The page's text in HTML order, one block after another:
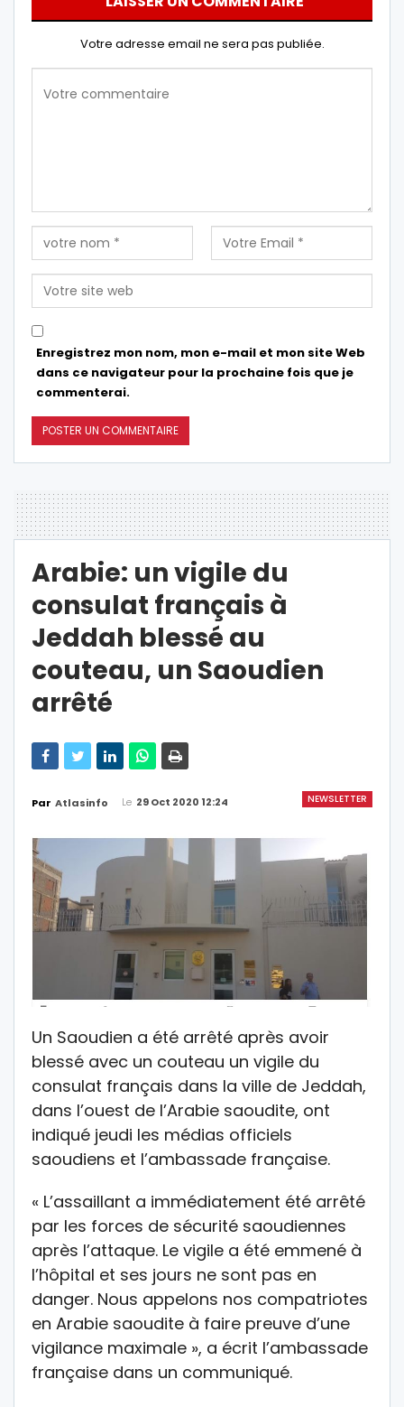
Votre adresse email ne sera pas publiée.
Enregistrez mon nom, mon e-mail et mon site Web
dans ce navigateur pour la prochaine fois que je
commenterai.
Arabie: un vigile du
consulat français à
Jeddah blessé au
couteau, un Saoudien
arrêté
NEWSLETTER
Par Atlasinfo Le 29 Oct 2020 12:24
Un Saoudien a été arrêté après avoir
blessé avec un couteau un vigile du
consulat français dans la ville de Jeddah,
dans l’ouest de l’Arabie saoudite, ont
indiqué jeudi les médias officiels
saoudiens et l’ambassade française.
« L’assaillant a immédiatement été arrêté
par les forces de sécurité saoudiennes
après l’attaque. Le vigile a été emmené à
l’hôpital et ses jours ne sont pas en
danger. Nous appelons nos compatriotes
en Arabie saoudite à faire preuve d’une
vigilance maximale », a écrit l’ambassade
française dans un communiqué.